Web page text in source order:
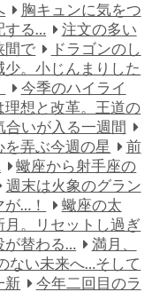
胸キュンに気をつ
する…
注文の多い
間で
ドラゴンのし
。小じんまりした
今季のハイライ
理想と改革。王道の
合いが入る一週間
を弄ぶ今週の星
前
蠍座から射手座の
週末は火象のグラン
…！
蠍座の太
月。リセットし過ぎ
が替わる…
満月、
ない未来へ…そして
新
今年二回目のラ